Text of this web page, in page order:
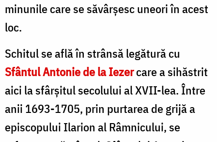
minunile care se săvârşesc uneori în acest
loc.
Schitul se află în strânsă legătură cu
Sfântul Antonie de la Iezercare a sihăstrit
aici la sfârșitul secolului al XVII-lea. Între
anii 1693-1705, prin purtarea de grijă a
episcopului Ilarion al Râmnicului, se